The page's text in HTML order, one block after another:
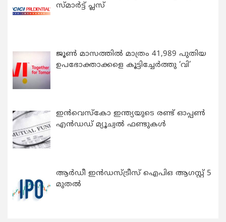
സ്മാർട്ട് പ്ലസ്
ജൂൺ മാസത്തിൽ മാത്രം 41,989 പുതിയ
ഉപഭോക്താക്കളെ കൂട്ടിച്ചേർത്തു ‘വി’
ഇന്‍വെസ്കോ ഇന്ത്യയുടെ രണ്ട് ഓപ്പണ്‍
എന്‍ഡഡ് മ്യൂച്വല്‍ ഫണ്ടുകള്‍
ആർഡീ ഇൻഡസ്ട്രീസ് ഐപിഒ ആഗസ്റ്റ് 5
മുതൽ